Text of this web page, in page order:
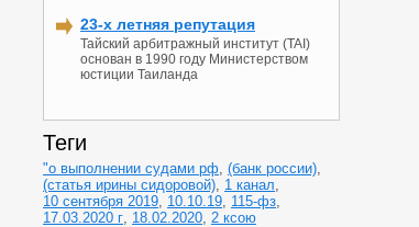
23-х летняя репутация
Тайский арбитражный институт (TAI)
основан в 1990 году Министерством
юстиции Таиланда
Теги
"о выполнении судами рф, (банк россии),
(статья ирины сидоровой), 1 канал,
10 сентября 2019, 10.10.19, 115-фз,
17.03.2020 г, 18.02.2020, 2 ксою